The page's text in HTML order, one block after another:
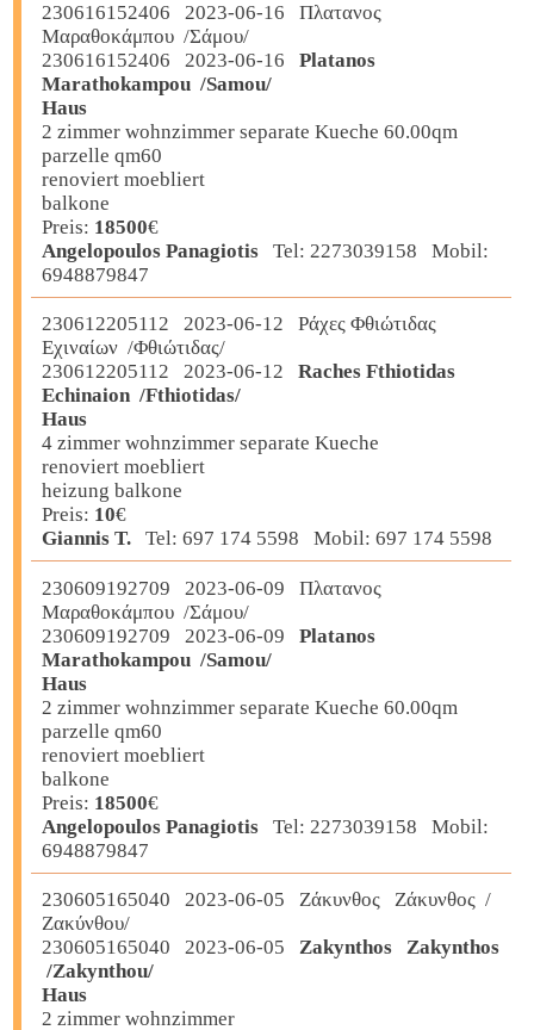
230616152406 2023-06-16 Πλατανος
Μαραθοκάμπου /Σάμου/
230616152406 2023-06-16
Platanos
Marathokampou /Samou/
Haus
2 zimmer wohnzimmer separate Kueche 60.00qm
parzelle qm60
renoviert moebliert
balkone
Preis: 18500€
Angelopoulos PanagiotisTel: 2273039158 Mobil:
6948879847
230612205112 2023-06-12 Ράχες Φθιώτιδας
Εχιναίων /Φθιώτιδας/
230612205112 2023-06-12
Raches Fthiotidas
Echinaion /Fthiotidas/
Haus
4 zimmer wohnzimmer separate Kueche
renoviert moebliert
heizung balkone
Preis: 10€
Giannis T.Tel: 697 174 5598 Mobil: 697 174 5598
230609192709 2023-06-09 Πλατανος
Μαραθοκάμπου /Σάμου/
230609192709 2023-06-09
Platanos
Marathokampou /Samou/
Haus
2 zimmer wohnzimmer separate Kueche 60.00qm
parzelle qm60
renoviert moebliert
balkone
Preis: 18500€
Angelopoulos PanagiotisTel: 2273039158 Mobil:
6948879847
230605165040 2023-06-05 Ζάκυνθος Ζάκυνθος /
Ζακύνθου/
230605165040 2023-06-05
Zakynthos Zakynthos
/Zakynthou/
Haus
2 zimmer wohnzimmer